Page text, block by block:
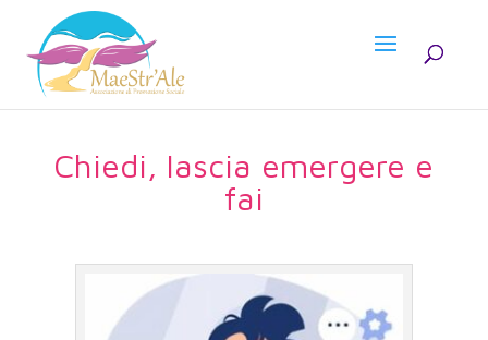
Chiedi, lascia emergere e
fai